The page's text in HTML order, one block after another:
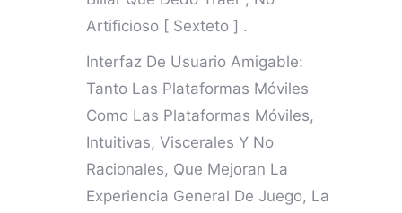
Artificioso [ Sexteto ] .
Interfaz De Usuario Amigable:
Tanto Las Plataformas Móviles
Como Las Plataformas Móviles,
Intuitivas, Viscerales Y No
Racionales, Que Mejoran La
Experiencia General De Juego, La